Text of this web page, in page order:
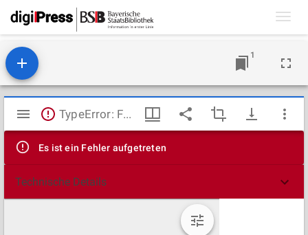
1
Mirador
Viewer
TypeError: Failed to fetch
Es ist ein Fehler aufgetreten
Technische Details